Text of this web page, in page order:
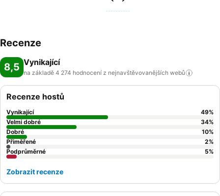
Recenze
8,5 Vynikající
na základě 4 274 hodnocení z nejnavštěvovanějších webů
Recenze hostů
Vynikající 49%
Velmi dobré
34%
Dobré
10%
Přiměřené
2%
Podprůměrné
5%
Zobrazit recenze